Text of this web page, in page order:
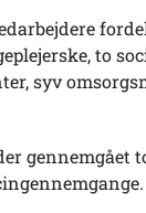
to
syv
gennemgået